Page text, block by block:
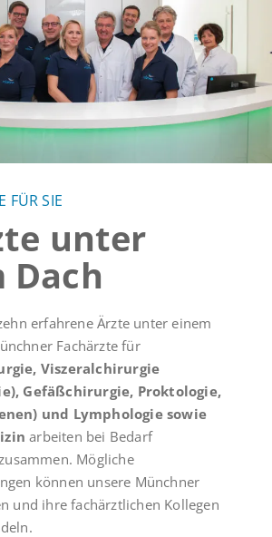
FÜR SIE
unter
Dach
erfahrene Ärzte unter einem
Fachärzte für
Viszeralchirurgie
, Gefäßchirurgie, Proktologie,
und Lymphologie sowie
arbeiten bei Bedarf
Mögliche
können unsere Münchner
und ihre fachärztlichen Kollegen